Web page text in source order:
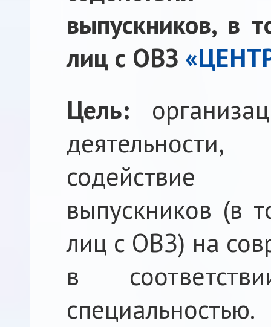
выпускников, в
лиц с ОВЗ
Цель:
содействие
выпускников (в
лиц с ОВЗ) на
в
специальностью.